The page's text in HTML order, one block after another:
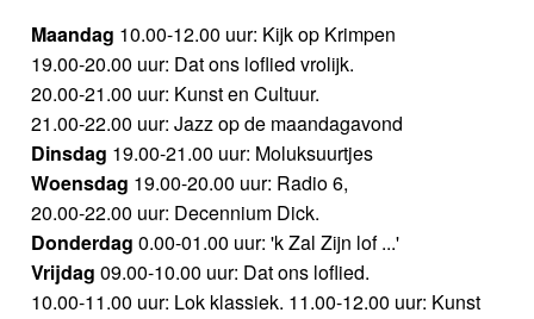
Maandag 10.00-12.00 uur: Kijk op Krimpen
19.00-20.00 uur: Dat ons loflied vrolijk.
20.00-21.00 uur: Kunst en Cultuur.
21.00-22.00 uur: Jazz op de maandagavond
Dinsdag 19.00-21.00 uur: Moluksuurtjes
Woensdag 19.00-20.00 uur: Radio 6,
20.00-22.00 uur: Decennium Dick.
Donderdag 0.00-01.00 uur: 'k Zal Zijn lof ...'
Vrijdag 09.00-10.00 uur: Dat ons loflied.
10.00-11.00 uur: Lok klassiek. 11.00-12.00 uur: Kunst